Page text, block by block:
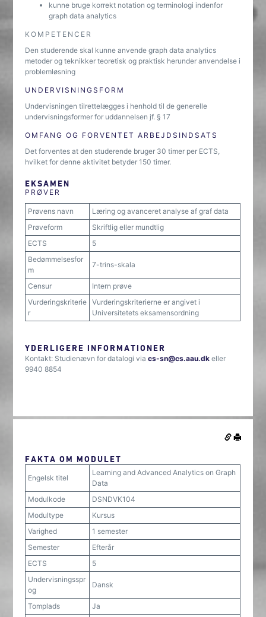
kunne bruge korrekt notation og terminologi indenfor
graph data analytics
KOMPETENCER
Den studerende skal kunne anvende graph data analytics
metoder og teknikker teoretisk og praktisk herunder anvendelse i
problemløsning
UNDERVISNINGSFORM
Undervisningen tilrettelægges i henhold til de generelle
undervisningsformer for uddannelsen jf. § 17
OMFANG OG FORVENTET ARBEJDSINDSATS
Det forventes at den studerende bruger 30 timer per ECTS,
hvilket for denne aktivitet betyder 150 timer.
EKSAMEN
PRØVER
Prøvens navn
Læring og avanceret analyse af graf data
Prøveform
Skriftlig eller mundtlig
ECTS
5
Bedømmelsesfor
m
7-trins-skala
Censur
Intern prøve
Vurderingskriterie
r
Vurderingskriterierne er angivet i
Universitetets eksamensordning
YDERLIGERE INFORMATIONER
Kontakt: Studienævn for datalogi viacs-sn@cs.aau.dk eller
9940 8854
FAKTA OM MODULET
Engelsk titel
Learning and Advanced Analytics on Graph
Data
Modulkode
DSNDVK104
Modultype
Kursus
Varighed
1 semester
Semester
Efterår
ECTS
5
Undervisningsspr
og
Dansk
Tomplads
Ja